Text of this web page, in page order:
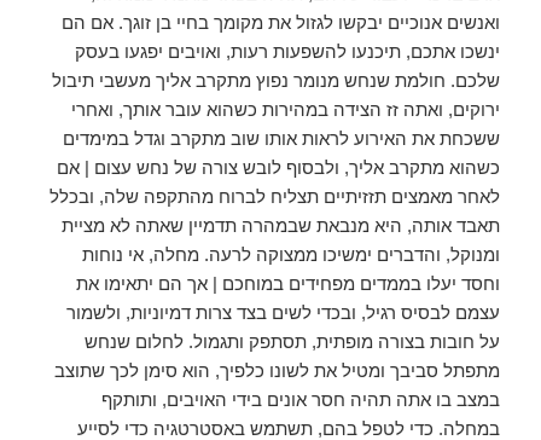
ואנשים אנוכיים יבקשו לגזול את מקומך בחיי בן זוגך. אם הם
ינשכו אתכם, תיכנעו להשפעות רעות, ואויבים יפגעו בעסק
שלכם. חולמת שנחש מנומר נפוץ מתקרב אליך מעשבי תיבול
ירוקים, ואתה זז הצידה במהירות כשהוא עובר אותך, ואחרי
ששכחת את האירוע לראות אותו שוב מתקרב וגדל במימדים
כשהוא מתקרב אליך, ולבסוף לובש צורה של נחש עצום | אם
לאחר מאמצים תזזיתיים תצליח לברוח מהתקפה שלה, ובכלל
תאבד אותה, היא מנבאת שבמהרה תדמיין שאתה לא מציית
ומנוקל, והדברים ימשיכו ממצוקה לרעה. מחלה, אי נוחות
וחסד יעלו בממדים מפחידים במוחכם | אך הם יתאימו את
עצמם לבסיס רגיל, ובכדי לשים בצד צרות דמיוניות, ולשמור
על חובות בצורה מופתית, תסתפק ותגמול. לחלום שנחש
מתפתל סביבך ומטיל את לשונו כלפיך, הוא סימן לכך שתוצב
במצב בו אתה תהיה חסר אונים בידי האויבים, ותותקף
במחלה. כדי לטפל בהם, תשתמש באסטרטגיה כדי לסייע